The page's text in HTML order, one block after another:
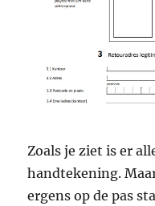
Zoals je ziet is er
handtekening.
ergens op de pas